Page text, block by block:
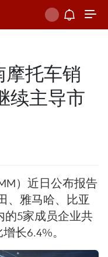
摩托车销
续主导市
）近日公布报告
、雅马哈、比亚
的5家成员企业共
长6.4%。